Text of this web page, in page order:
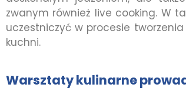
zwanym również live cooking. W
uczestniczyć w procesie
kuchni.
Warsztaty kulinarne